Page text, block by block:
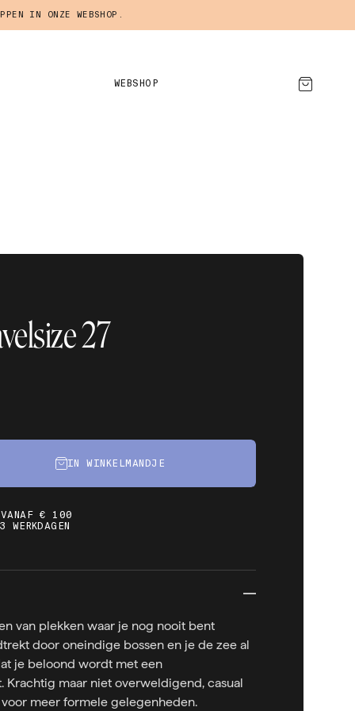
IN ONZE WEBSHOP.
WEBSHOP
27
IN WINKELMANDJE
€ 100
van plekken waar je nog nooit bent
door oneindige bossen en je de zee al
je beloond wordt met een
Krachtig maar niet overweldigend, casual
meer formele gelegenheden.